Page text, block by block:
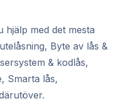
med det mesta
Byte av lås &
& kodlås,
Smarta lås,